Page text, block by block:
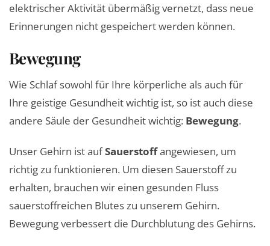
elektrischer Aktivität übermäßig vernetzt, dass neue
Erinnerungen nicht gespeichert werden können.
Bewegung
Wie Schlaf sowohl für Ihre körperliche als auch für
Ihre geistige Gesundheit wichtig ist, so ist auch diese
andere Säule der Gesundheit wichtig: Bewegung.
Unser Gehirn ist aufSauerstoffangewiesen, um
richtig zu funktionieren. Um diesen Sauerstoff zu
erhalten, brauchen wir einen gesunden Fluss
sauerstoffreichen Blutes zu unserem Gehirn.
Bewegung verbessert die Durchblutung des Gehirns.